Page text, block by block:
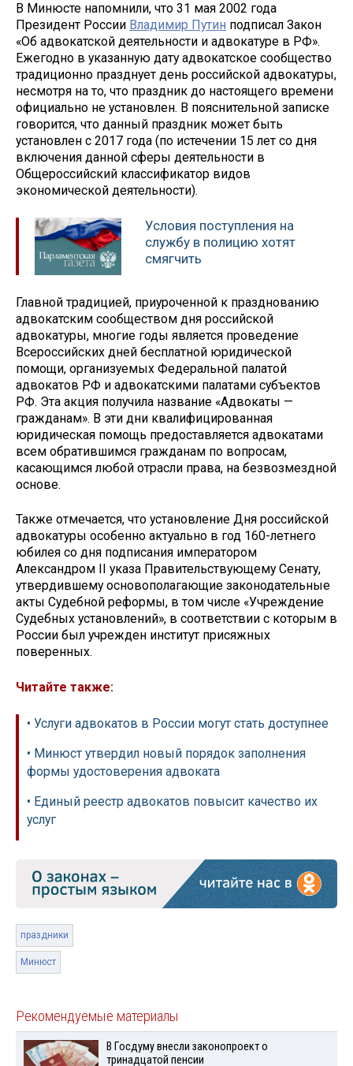
В Минюсте напомнили, что 31 мая 2002 года
Президент России Владимир Путин подписал Закон
«Об адвокатской деятельности и адвокатуре в РФ».
Ежегодно в указанную дату адвокатское сообщество
традиционно празднует день российской адвокатуры,
несмотря на то, что праздник до настоящего времени
официально не установлен. В пояснительной записке
говорится, что данный праздник может быть
установлен с 2017 года (по истечении 15 лет со дня
включения данной сферы деятельности ‎в
Общероссийский классификатор видов
экономической деятельности).
Условия поступления на
службу в полицию хотят
смягчить
Главной традицией, приуроченной к празднованию
адвокатским сообществом дня российской
адвокатуры, многие годы является проведение
Всероссийских дней бесплатной юридической
помощи, организуемых Федеральной палатой
адвокатов РФ и адвокатскими палатами субъектов
РФ. Эта акция получила название «Адвокаты —
гражданам». В эти дни квалифицированная
юридическая помощь предоставляется адвокатами
всем обратившимся гражданам по вопросам,
касающимся любой отрасли права, на безвозмездной
основе.
Также отмечается, что установление Дня российской
адвокатуры особенно актуально в год 160-летнего
юбилея со дня подписания императором
Александром II указа Правительствующему Сенату,
утвердившему основополагающие законодательные
акты Судебной реформы, в том числе «Учреждение
Судебных установлений», в соответствии с которым в
России был учрежден институт присяжных
поверенных.
Читайте также:
• Услуги адвокатов в России могут стать доступнее
• Минюст утвердил новый порядок заполнения
формы удостоверения адвоката
• Единый реестр адвокатов повысит качество их
услуг
праздники
Минюст
Рекомендуемые материалы
В Госдуму внесли законопроект о
тринадцатой пенсии